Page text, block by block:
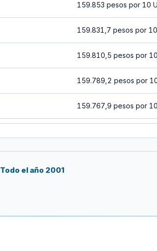
159.853 pesos por 10
159.831,7 pesos por
159.810,5 pesos por
159.789,2 pesos por
159.767,9 pesos por
Todo el año 2001